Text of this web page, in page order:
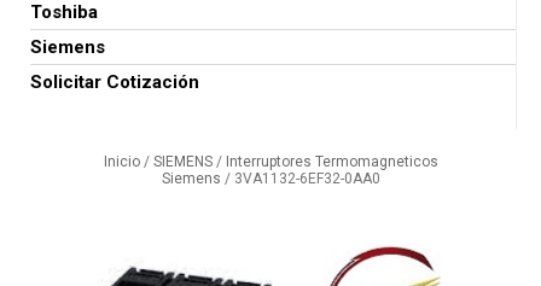
Toshiba
Siemens
Solicitar Cotización
Inicio/ SIEMENS/ Interruptores Termomagneticos
Siemens / 3VA1132-6EF32-0AA0